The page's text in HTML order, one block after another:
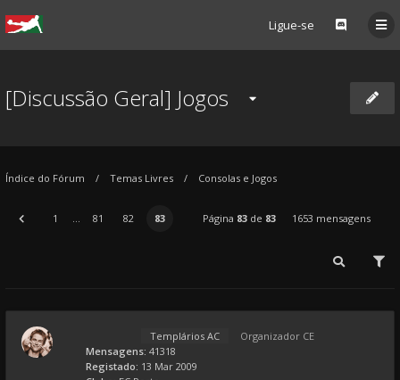
Ligue-se
[Discussão Geral] Jogos
Índice do Fórum Temas Livres Consolas e Jogos
1 ... 81 82 83 Página 83de 83 1653 mensagens
Templários AC
Organizador CE
Mensagens: 41318
Registado: 13 Mar 2009